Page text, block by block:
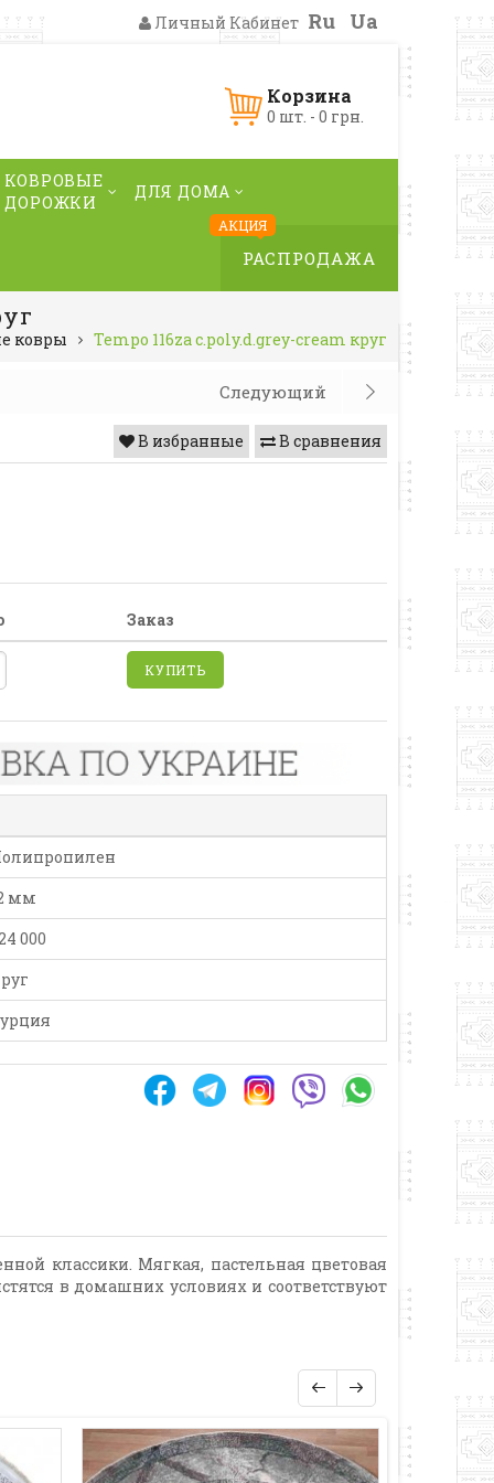
Личный Кабинет Ru Ua
Корзина
0 шт. - 0 грн.
КОВРОВЫЕ
ДОРОЖКИ
ДЛЯ ДОМА
АКЦИЯ
РАСПРОДАЖА
ковры Tempo 116za c.poly.d.grey-cream круг
Следующий
В сравнения
В избранные
Заказ
КУПИТЬ
мм
000
классики. Мягкая, пастельная цветовая
в домашних условиях и соответствуют